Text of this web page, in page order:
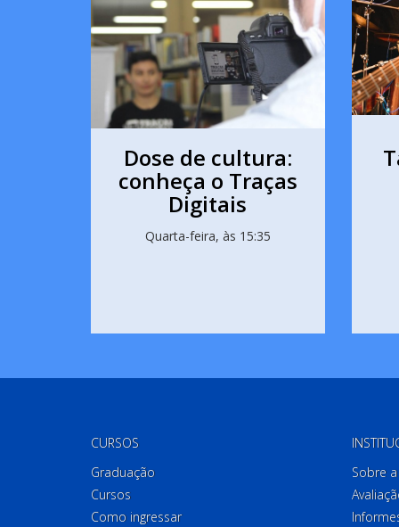
Dose de cultura:
conheça o Traças
Digitais
Quarta-feira, às 15:35
CURSOS
Graduação
Cursos
Como ingressar
Sobre